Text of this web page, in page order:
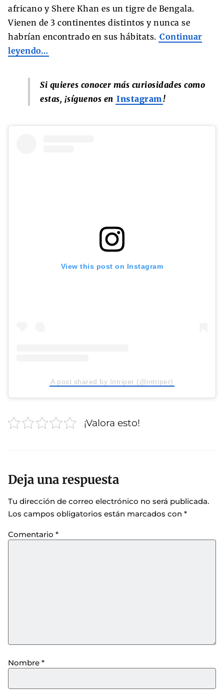
africano y Shere Khan es un tigre de Bengala.
Vienen de 3 continentes distintos y nunca se
habrían encontrado en sus hábitats. Continuar
leyendo…
Si quieres conocer más curiosidades como
estas, ¡síguenos en Instagram!
View this post on Instagram
A post shared by Intriper (@intriper)
¡Valora esto!
Deja una respuesta
Tu dirección de correo electrónico no será publicada.
Los campos obligatorios están marcados con *
Comentario *
Nombre *